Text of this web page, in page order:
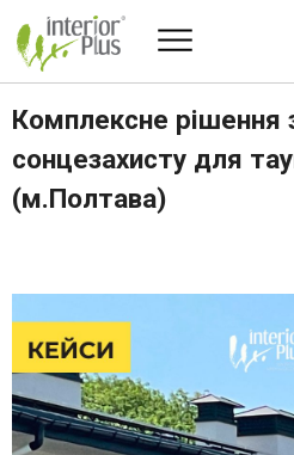
Комплексне рішення
сонцезахисту для
(м.Полтава)